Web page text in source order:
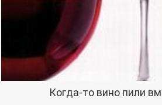
Когда-то вино пили